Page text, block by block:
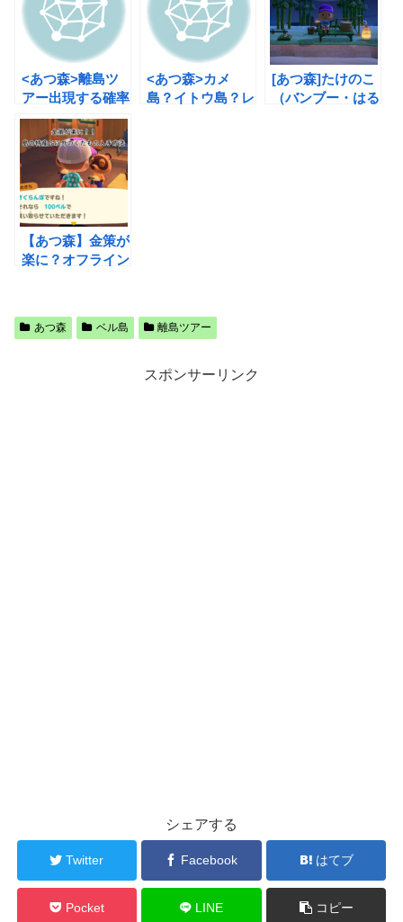
<あつ森>離島ツ
アー出現する確率
一覧！4月編
<あつ森>カメ
島？イトウ島？レ
[あつ森]たけのこ
（バンブー・はる
【あつ森】金策が
楽に？オフライン
あつ森 ベル島 離島ツアー
スポンサーリンク
シェアする
Twitter Facebook はてブ
Pocket LINE コピー